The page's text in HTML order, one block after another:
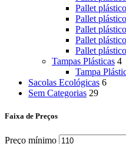
Pallet
Pallet
Pallet
Pallet
Pallet
Tampas Plásticas 4
Tampa
Sacolas Ecológicas 6
Sem Categorias 29
Faixa de Preços
Preço mínimo